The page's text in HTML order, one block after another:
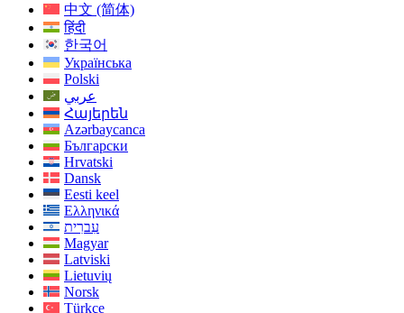
中文 (简体)
हिंदी
한국어
Українська
Polski
عربي
Հայերեն
Azərbaycanca
Български
Hrvatski
Dansk
Eesti keel
Ελληνικά
עִברִית
Magyar
Latviski
Lietuvių
Norsk
Türkçe